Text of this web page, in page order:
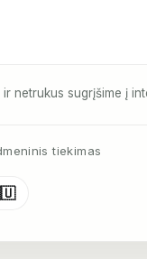
netrukus sugrįšime į
tiekimas